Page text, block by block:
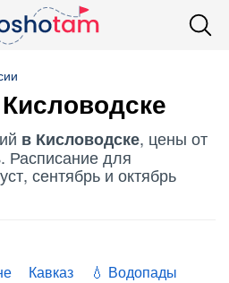
в Кисловодске, цены от
Расписание для
сентябрь и октябрь
Кавказ
Водопады